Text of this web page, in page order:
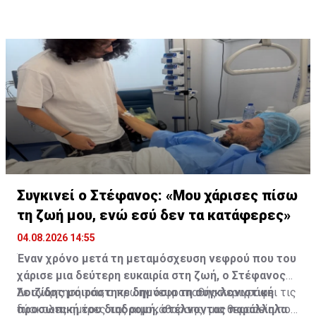
πιθανότητες εξεύρεσης κατάλληλου δότη.
υπάρχει και μια ιδιαίτερα στενή επαγγελματική και
ανθρώπινη σχέση μεταξύ των δύο πλευρών.
Συγκινεί ο Στέφανος: «Μου χάρισες πίσω
τη ζωή μου, ενώ εσύ δεν τα κατάφερες»
04.08.2026 14:55
Έναν χρόνο μετά τη μεταμόσχευση νεφρού που του
χάρισε μια δεύτερη ευκαιρία στη ζωή, ο Στέφανος
Λοιζίδης μοιράστηκε δημόσια τη συγκλονιστική
προσωπική του διαδρομή, στέλνοντας παράλληλα
Σε ανάρτησή του, ο πρώην νεφροπαθής περιγράφει τις
δύσκολες ημέρες της αιμοκάθαρσης, μια θεραπεία που,